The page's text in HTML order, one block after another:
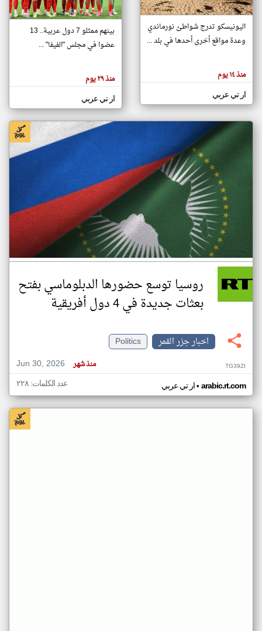
تغيير الدولة
اخبار جزر القمر على مدار الساعة
أهم اخبار جزر القمر العاجلة والمباشرة
هنا عن
وجهة
كاتبيها.
اليونيسكو تدرج شواطئ نورماندي
وعدة مواقع أخرى أحدها في بلد ...
منذ ١٤ يوم
ار تي عربي
بينهم ممثلو 7 دول عربية.. 13
عضوا في مجلس "الفيفا" ...
منذ ٢٩ يوم
ار تي عربي
روسيا توسع حضورها الدبلوماسي بفتح
بعثات جديدة في 4 دول أفريقية
اخبار جزر القمر
Politics
Jun 30, 2026
منذ شهر TG39ZI
ار تي عربي• arabic.rt.com عدد الكلمات: ٢٢٨
klyoum.com